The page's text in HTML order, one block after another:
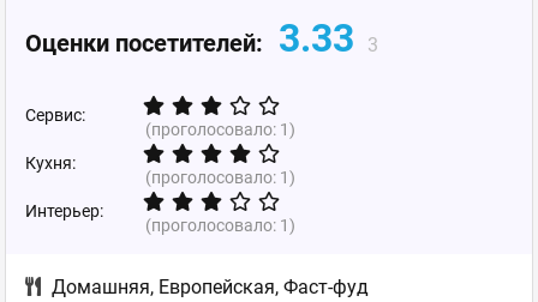
Оценки посетителей: 3.33 3
Сервис:
(проголосовало: 1)
Кухня:
(проголосовало: 1)
Интерьер:
(проголосовало: 1)
Домашняя, Европейская, Фаст-фуд